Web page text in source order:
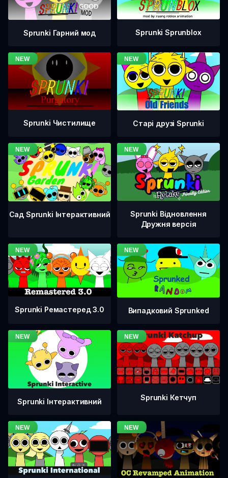
Sprunki Гарний мод Sprunki Sprunblox
Sprunki Чистилище Старі друзі Sprunki
Сад Sprunki Інтерактивний
Sprunki Відновлення
Дружня версія
Sprunki Ремастеред 3.0 Випадковий Sprunked
Sprunki Інтерактивний Sprunki Кетчуп